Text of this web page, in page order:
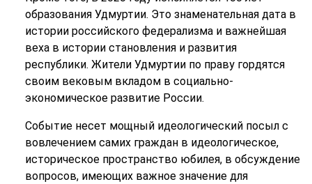
образования Удмуртии. Это знаменательная дата в
истории российского федерализма и важнейшая
веха в истории становления и развития
республики. Жители Удмуртии по праву гордятся
своим вековым вкладом в социально-
экономическое развитие России.
Событие несет мощный идеологический посыл с
вовлечением самих граждан в идеологическое,
историческое пространство юбилея, в обсуждение
вопросов, имеющих важное значение для